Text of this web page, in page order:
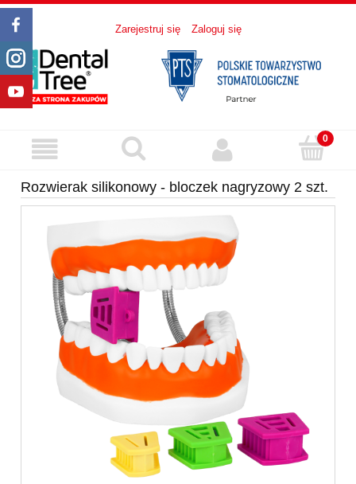
Zarejestruj się Zaloguj się
Rozwierak silikonowy - bloczek nagryzowy 2 szt.